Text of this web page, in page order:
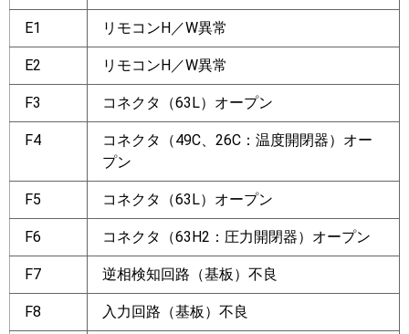
E1 リモコンH／W異常
E2 リモコンH／W異常
F3 コネクタ（63L）オープン
F4
コネクタ（49C、26C：温度開閉器）オー
プン
F5 コネクタ（63L）オープン
F6 コネクタ（63H2：圧力開閉器）オープン
F7 逆相検知回路（基板）不良
F8 入力回路（基板）不良